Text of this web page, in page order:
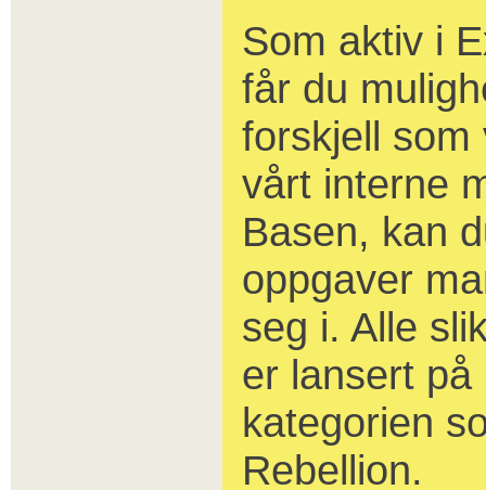
Som aktiv i
får du
forskjell som
vårt interne
Basen, kan
oppgaver
seg i. Alle
er lansert på
kategorien
Rebellion.